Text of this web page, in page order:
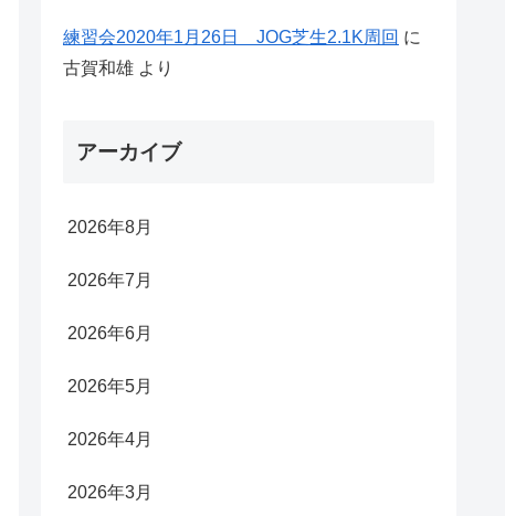
練習会2020年1月26日 JOG芝生2.1K周回 に
古賀和雄 より
アーカイブ
2026年8月
2026年7月
2026年6月
2026年5月
2026年4月
2026年3月